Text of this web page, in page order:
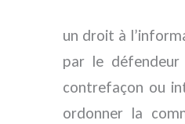
un droit à
par le
contrefaçon ou
ordonner la